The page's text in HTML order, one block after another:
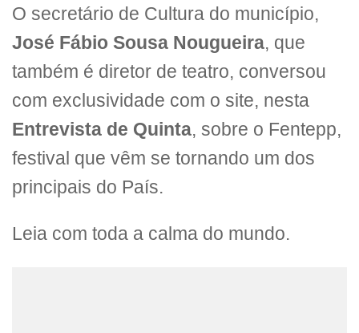
O secretário de Cultura do município,
José Fábio Sousa Nougueira, que
também é diretor de teatro, conversou
com exclusividade com o site, nesta
Entrevista de Quinta, sobre o Fentepp,
festival que vêm se tornando um dos
principais do País.
Leia com toda a calma do mundo.